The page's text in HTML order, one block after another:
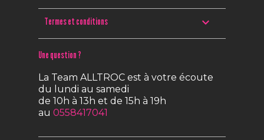
Termes et conditions 
Une question ?
La Team ALLTROC est à votre écoute
du lundi au samedi
de 10h à 13h et de 15h à 19h
au 0558417041